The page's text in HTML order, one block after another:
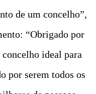
de um concelho”,
“Obrigado por
ideal para
por serem todos os